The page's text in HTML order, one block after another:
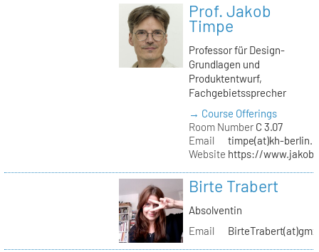
Prof. Jakob
Timpe
Professor für Design-
Grundlagen und
Produktentwurf,
Fachgebietssprecher
→ Course Offerings
Room NumberC 3.07
Email
timpe(at)kh-
Website https://
Birte Trabert
Absolventin
Email